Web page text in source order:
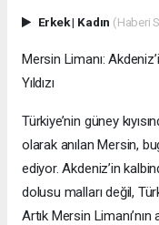
Erkek| Kadın (Haberi
Mersin Limanı:
Yıldızı
Türkiye’nin güney
olarak anılan Mersin,
ediyor. Akdeniz’in
dolusu malları değil,
Artık Mersin